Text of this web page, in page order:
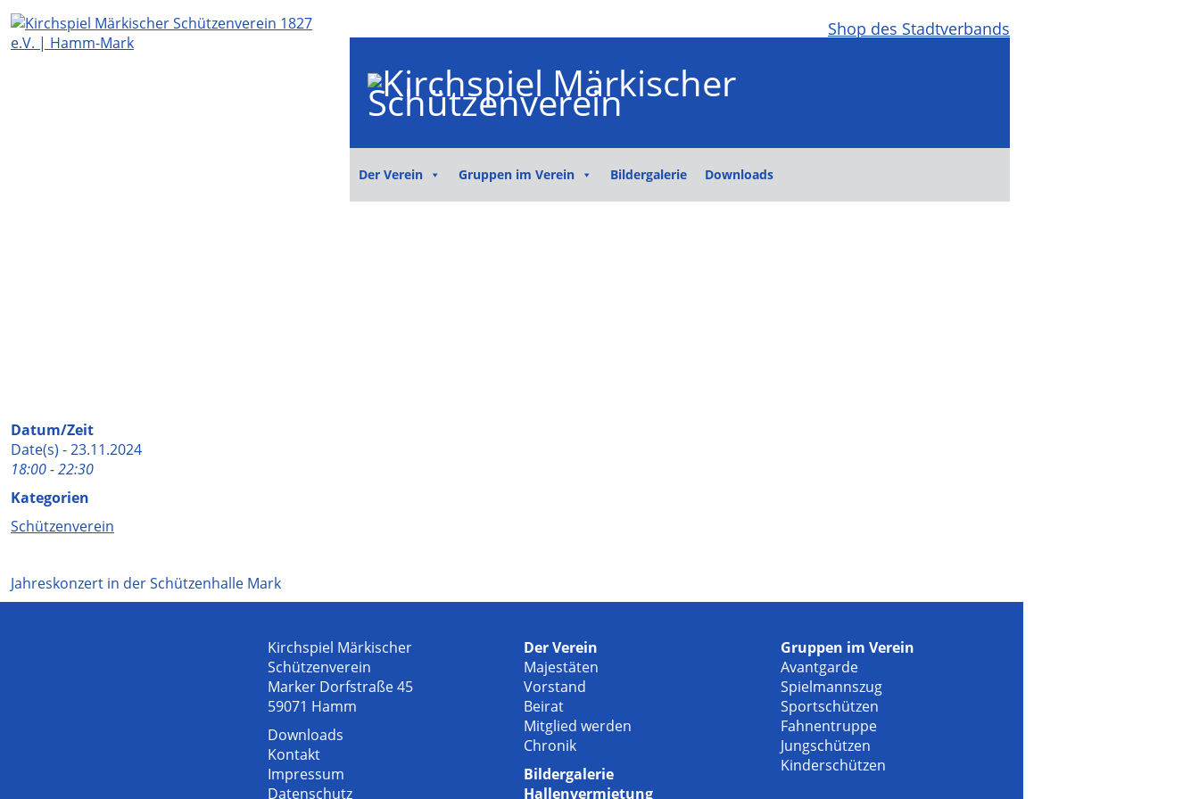
Shop des Stadtverbands
Der Verein Gruppen im Verein Bildergalerie Downloads
Datum/Zeit
Date(s) - 23.11.2024
18:00 - 22:30
Kategorien
Schützenverein
Jahreskonzert in der Schützenhalle Mark
Kirchspiel Märkischer
Schützenverein
Marker Dorfstraße 45
59071 Hamm
Downloads
Kontakt
Impressum
Datenschutz
Der Verein
Majestäten
Vorstand
Beirat
Mitglied werden
Chronik
Bildergalerie
Hallenvermietung
Gruppen im Verein
Avantgarde
Spielmannszug
Sportschützen
Fahnentruppe
Jungschützen
Kinderschützen